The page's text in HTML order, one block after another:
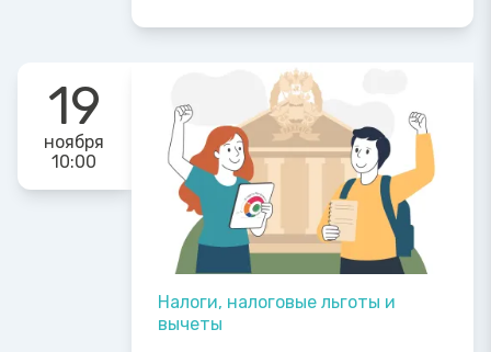
19
ноября
10:00
Налоги, налоговые льготы и
вычеты